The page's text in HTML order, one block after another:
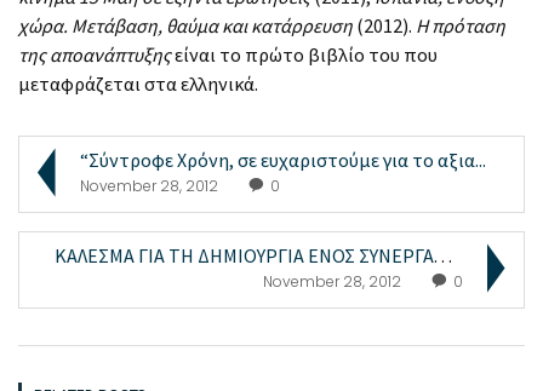
χώρα. Μετάβαση, θαύμα και κατάρρευση (2012). Η πρόταση
της αποανάπτυξηςείναι το πρώτο βιβλίο του που
μεταφράζεται στα ελληνικά.
“Σύντροφε Χρόνη, σε ευχαριστούμε για το αξια...
November 28, 2012 0
ΚΑΛΕΣΜΑ ΓΙΑ ΤΗ ΔΗΜΙΟΥΡΓΙΑ ΕΝΟΣ ΣΥΝΕΡΓΑΤΙΚΟΥ, ΑΛΛΗΛ...
November 28, 2012 0